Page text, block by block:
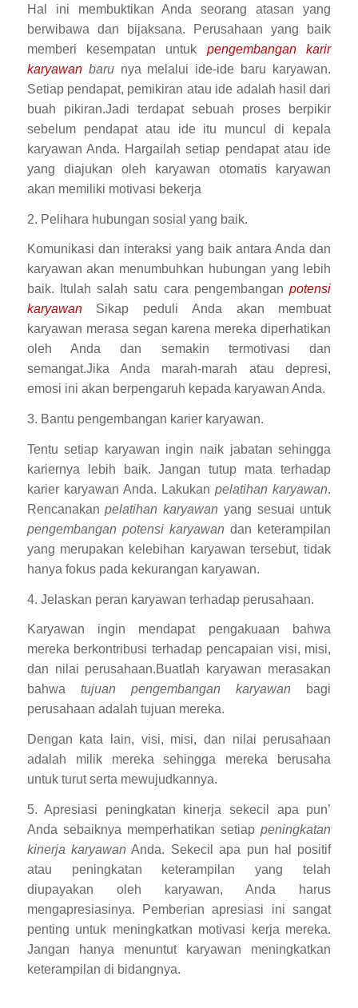
Hal ini membuktikan Anda seorang atasan yang
berwibawa dan bijaksana. Perusahaan yang baik
memberi kesempatan untuk pengembangan karir
karyawan barunya melalui ide-ide baru karyawan.
Setiap pendapat, pemikiran atau ide adalah hasil dari
buah pikiran.Jadi terdapat sebuah proses berpikir
sebelum pendapat atau ide itu muncul di kepala
karyawan Anda. Hargailah setiap pendapat atau ide
yang diajukan oleh karyawan otomatis karyawan
akan memiliki motivasi bekerja
2. Pelihara hubungan sosial yang baik.
Komunikasi dan interaksi yang baik antara Anda dan
karyawan akan menumbuhkan hubungan yang lebih
baik. Itulah salah satu cara pengembanganpotensi
karyawan
Sikap peduli Anda akan membuat
karyawan merasa segan karena mereka diperhatikan
oleh Anda dan semakin termotivasi dan
semangat.Jika Anda marah-marah atau depresi,
emosi ini akan berpengaruh kepada karyawan Anda.
3. Bantu pengembangan karier karyawan.
Tentu setiap karyawan ingin naik jabatan sehingga
kariernya lebih baik. Jangan tutup mata terhadap
karier karyawan Anda. Lakukanpelatihan karyawan.
Rencanakanpelatihan karyawan yang sesuai untuk
pengembangan potensi karyawan dan keterampilan
yang merupakan kelebihan karyawan tersebut, tidak
hanya fokus pada kekurangan karyawan.
4. Jelaskan peran karyawan terhadap perusahaan.
Karyawan ingin mendapat pengakuaan bahwa
mereka berkontribusi terhadap pencapaian visi, misi,
dan nilai perusahaan.Buatlah karyawan merasakan
bahwa tujuan pengembangan karyawan bagi
perusahaan adalah tujuan mereka.
Dengan kata lain, visi, misi, dan nilai perusahaan
adalah milik mereka sehingga mereka berusaha
untuk turut serta mewujudkannya.
5. Apresiasi peningkatan kinerja sekecil apa pun’
Anda sebaiknya memperhatikan setiappeningkatan
kinerja karyawan Anda. Sekecil apa pun hal positif
atau peningkatan keterampilan yang telah
diupayakan oleh karyawan, Anda harus
mengapresiasinya. Pemberian apresiasi ini sangat
penting untuk meningkatkan motivasi kerja mereka.
Jangan hanya menuntut karyawan meningkatkan
keterampilan di bidangnya.